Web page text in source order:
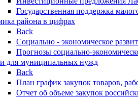
Государственная поддержка
района в цифрах
Back
Социально - экономическое
Прогнозы социально-
для муниципальных нужд
Back
План график закупок товаров,
Отчет об объеме закупок